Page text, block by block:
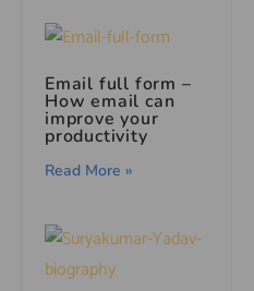
Email full form –
How email can
improve your
productivity
Read More »